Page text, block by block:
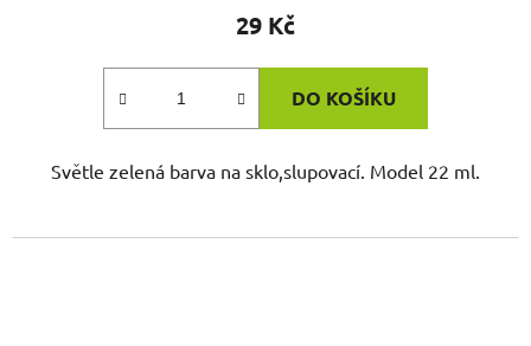
29 Kč
DO KOŠÍKU
Světle zelená barva na sklo,slupovací. Model 22 ml.